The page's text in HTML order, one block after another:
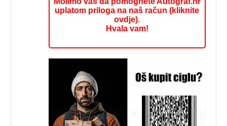
uplatom priloga na naš račun (kliknite
ovdje).
Hvala vam!